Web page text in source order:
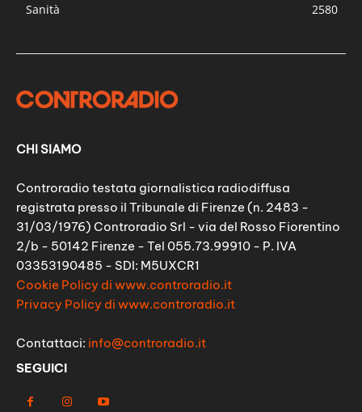
Sanità
2580
CHI SIAMO
Controradio testata giornalistica radiodiffusa
registrata presso il Tribunale di Firenze (n. 2483 -
31/03/1976) Controradio Srl - via del Rosso Fiorentino
2/b - 50142 Firenze - Tel 055.73.99910 - P. IVA
03353190485 - SDI: M5UXCR1
Cookie Policy di www.controradio.it
Privacy Policy di www.controradio.it
Contattaci: info@controradio.it
SEGUICI